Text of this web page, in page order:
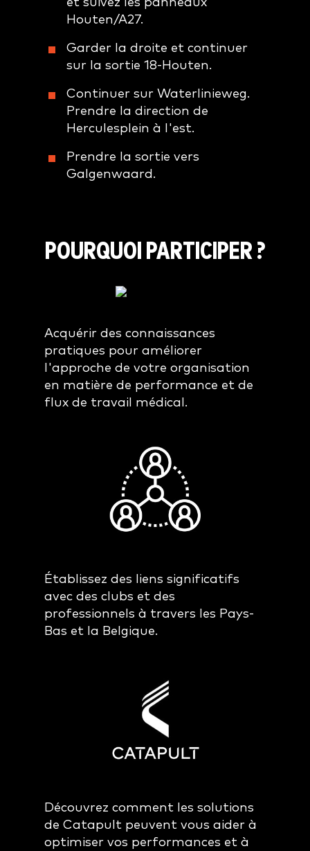
Houten/A27.
Garder la droite et continuer
sur la sortie 18-Houten.
Continuer sur Waterlinieweg.
Prendre la direction de
Herculesplein à l'est.
Prendre la sortie vers
Galgenwaard.
POURQUOI PARTICIPER ?
Acquérir des connaissances
pratiques pour améliorer
l'approche de votre organisation
en matière de performance et de
flux de travail médical.
Établissez des liens significatifs
avec des clubs et des
professionnels à travers les Pays-
Bas et la Belgique.
Découvrez comment les solutions
de Catapult peuvent vous aider à
optimiser vos performances et à